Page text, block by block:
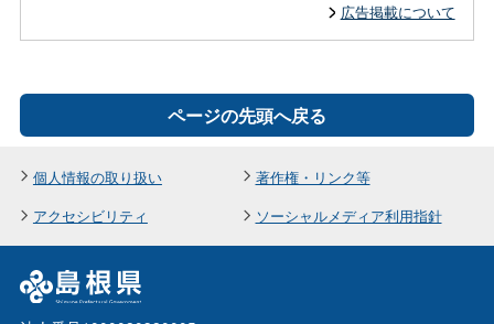
広告掲載について
ページの先頭へ戻る
個人情報の取り扱い
著作権・リンク等
アクセシビリティ
ソーシャルメディア利用指針